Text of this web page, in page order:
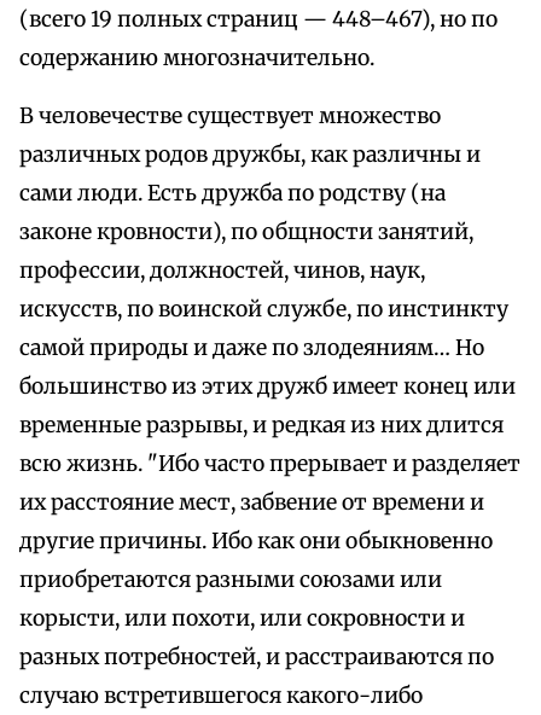
(всего 19 полных страниц — 448–467), но по
содержанию многозначительно.
В человечестве существует множество
различных родов дружбы, как различны и
сами люди. Есть дружба по родству (на
законе кровности), по общности занятий,
профессии, должностей, чинов, наук,
искусств, по воинской службе, по инстинкту
самой природы и даже по злодеяниям… Но
большинство из этих дружб имеет конец или
временные разрывы, и редкая из них длится
всю жизнь. "Ибо часто прерывает и разделяет
их расстояние мест, забвение от времени и
другие причины. Ибо как они обыкновенно
приобретаются разными союзами или
корысти, или похоти, или сокровности и
разных потребностей, и расстраиваются по
случаю встретившегося какого-либо